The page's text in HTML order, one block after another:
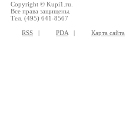
Copyright © Kupi1.ru.
Все права защищены.
Тел. (495) 641-8567
RSS | PDA | Карта сайта